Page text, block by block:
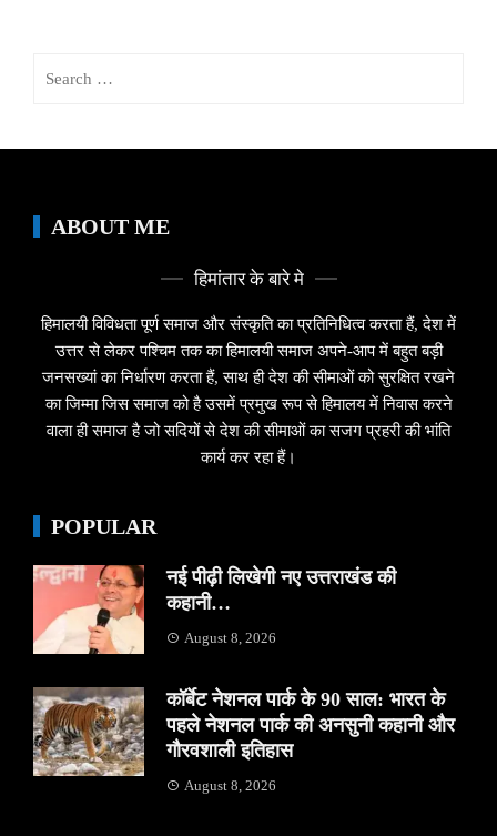
ABOUT ME
हिमांतार के बारे मे
हिमालयी विविधता पूर्ण समाज और संस्कृति का प्रतिनिधित्व करता हैं, देश में
उत्तर से लेकर पश्चिम तक का हिमालयी समाज अपने-आप में बहुत बड़ी
जनसख्यां का निर्धारण करता हैं, साथ ही देश की सीमाओं को सुरक्षित रखने
का जिम्मा जिस समाज को है उसमें प्रमुख रूप से हिमालय में निवास करने
वाला ही समाज है जो सदियों से देश की सीमाओं का सजग प्रहरी की भांति
कार्य कर रहा हैं।
POPULAR
नई पीढ़ी लिखेगी नए उत्तराखंड की
कहानी…
August 8, 2026
कॉर्बेट नेशनल पार्क के 90 साल: भारत के
पहले नेशनल पार्क की अनसुनी कहानी और
गौरवशाली इतिहास
August 8, 2026